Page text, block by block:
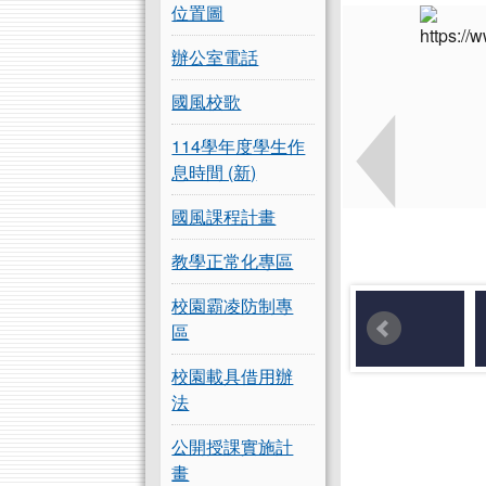
位置圖
辦公室電話
國風校歌
114學年度學生作
息時間 (新)
國風課程計畫
教學正常化專區
校園霸凌防制專
區
校園載具借用辦
法
公開授課實施計
畫